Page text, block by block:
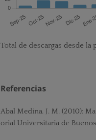
Total de descargas desde la
Referencias
Abal Medina, J. M. (2010):
orial Universitaria de